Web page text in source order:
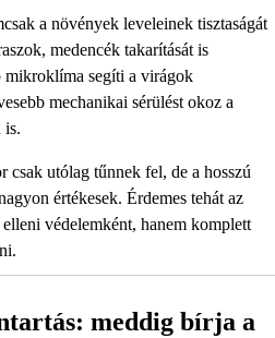
a növények leveleinek tisztaságát
medencék takarítását is
mikroklíma segíti a virágok
mechanikai sérülést okoz a
is.
csak utólag tűnnek fel, de a hosszú
értékesek. Érdemes tehát az
védelemként, hanem komplett
meddig bírja a